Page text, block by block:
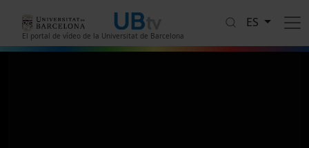
El portal de vídeo de la Universitat de Barcelona
ES